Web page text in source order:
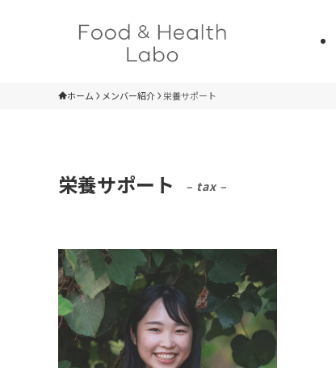
ホーム メンバー紹介 栄養サポート
栄養サポート – tax –